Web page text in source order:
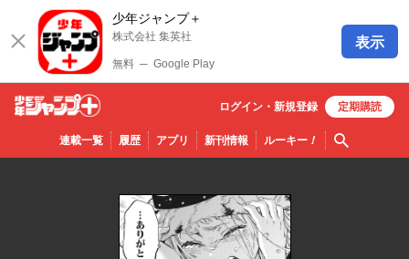
少年ジャンプ＋
株式会社 集英社
無料 ─ Google Play
表示
少年ジ
ャンプ
連載一覧 履歴 アプリ 新刊情報 ルーキー！ 検索
ログイン・ 新規登録 定期購読